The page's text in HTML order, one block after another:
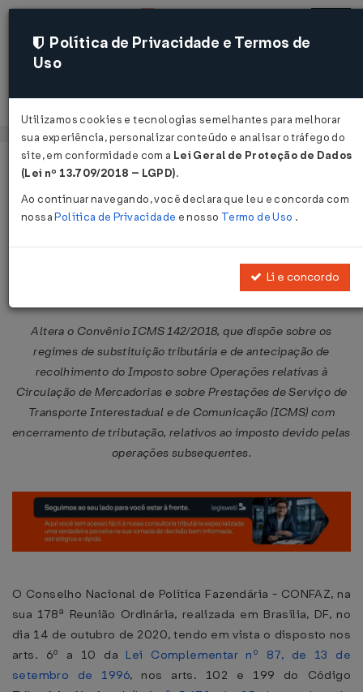
Acessar
Página Inicial Legislações
Convênio ICMS Nº 120 DE
Altera o Convênio ICMS 142/2018, que dispõe sobre os
regimes de substituição tributária e de antecipação de
recolhimento do Imposto sobre Operações relativas à
Circulação de Mercadorias e sobre Prestações de Serviço de
Transporte Interestadual e de Comunicação (ICMS) com
encerramento de tributação, relativos ao imposto devido pelas
operações subsequentes.
O Conselho Nacional de Política Fazendária - CONFAZ, na
sua 178ª Reunião Ordinária, realizada em Brasília, DF, no
dia 14 de outubro de 2020, tendo em vista o disposto nos
arts. 6º a 10 da Lei Complementar nº 87, de 13 de
setembro de 1996, nos arts. 102 e 199 do Código
Política de Privacidade e Termos de
Uso
Utilizamos cookies e tecnologias semelhantes para melhorar
sua experiência, personalizar conteúdo e analisar o tráfego do
site, em conformidade com a Lei Geral de Proteção de Dados
(Lei nº 13.709/2018 – LGPD).
Ao continuar navegando, você declara que leu e concorda com
nossaPolítica de Privacidade e nosso Termo de Uso .
Li e concordo